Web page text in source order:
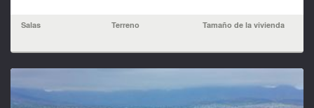
Salas Terreno Tamaño de la vivienda